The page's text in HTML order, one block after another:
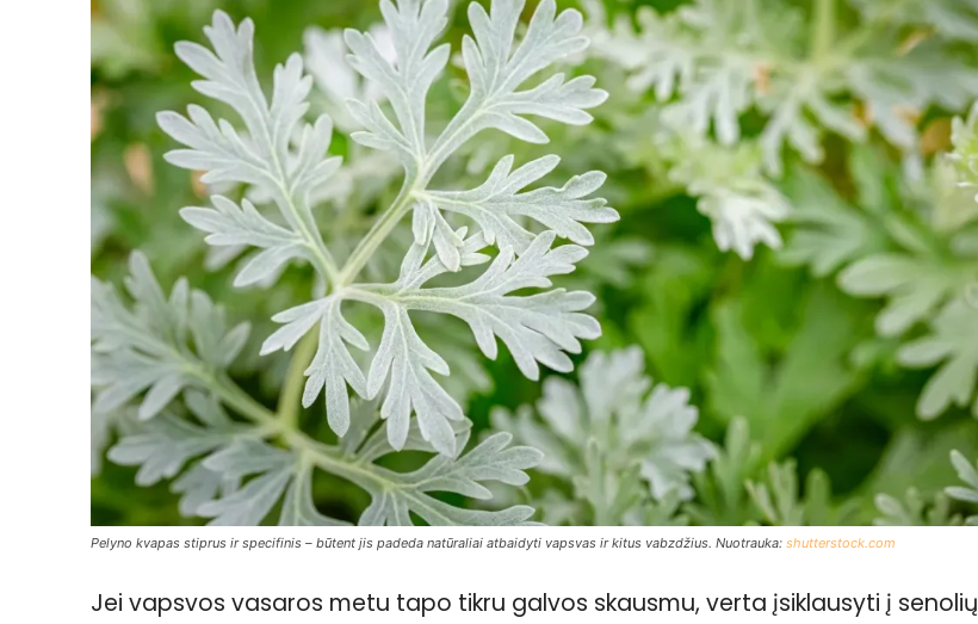
Pelyno kvapas stiprus ir specifinis – būtent jis padeda natūraliai atbaidyti vapsvas ir kitus vabzdžius. Nuotrauka: shutterstock.com
Jei vapsvos vasaros metu tapo tikru galvos skausmu, verta įsiklausyti į senolių